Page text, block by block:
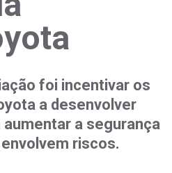
foi incentivar os
a desenvolver
a segurança
riscos.